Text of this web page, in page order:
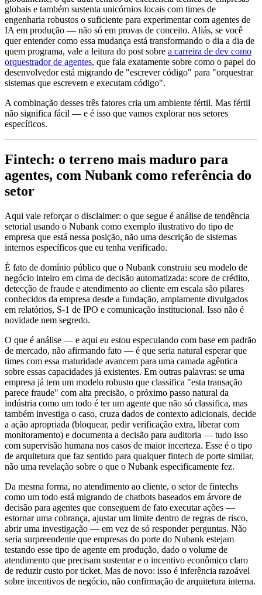
globais e também sustenta unicórnios locais com times de
engenharia robustos o suficiente para experimentar com agentes de
IA em produção — não só em provas de conceito. Aliás, se você
quer entender como essa mudança está transformando o dia a dia de
quem programa, vale a leitura do post sobre a carreira de dev como
orquestrador de agentes, que fala exatamente sobre como o papel do
desenvolvedor está migrando de "escrever código" para "orquestrar
sistemas que escrevem e executam código".
A combinação desses três fatores cria um ambiente fértil. Mas fértil
não significa fácil — e é isso que vamos explorar nos setores
específicos.
Fintech: o terreno mais maduro para
agentes, com Nubank como referência do
setor
Aqui vale reforçar o disclaimer: o que segue é análise de tendência
setorial usando o Nubank como exemplo ilustrativo do tipo de
empresa que está nessa posição, não uma descrição de sistemas
internos específicos que eu tenha verificado.
É fato de domínio público que o Nubank construiu seu modelo de
negócio inteiro em cima de decisão automatizada: score de crédito,
detecção de fraude e atendimento ao cliente em escala são pilares
conhecidos da empresa desde a fundação, amplamente divulgados
em relatórios, S-1 de IPO e comunicação institucional. Isso não é
novidade nem segredo.
O que é análise — e aqui eu estou especulando com base em padrão
de mercado, não afirmando fato — é que seria natural esperar que
times com essa maturidade avancem para uma camada agêntica
sobre essas capacidades já existentes. Em outras palavras: se uma
empresa já tem um modelo robusto que classifica "esta transação
parece fraude" com alta precisão, o próximo passo natural da
indústria como um todo é ter um agente que não só classifica, mas
também investiga o caso, cruza dados de contexto adicionais, decide
a ação apropriada (bloquear, pedir verificação extra, liberar com
monitoramento) e documenta a decisão para auditoria — tudo isso
com supervisão humana nos casos de maior incerteza. Esse é o tipo
de arquitetura que faz sentido para qualquer fintech de porte similar,
não uma revelação sobre o que o Nubank especificamente fez.
Da mesma forma, no atendimento ao cliente, o setor de fintechs
como um todo está migrando de chatbots baseados em árvore de
decisão para agentes que conseguem de fato executar ações —
estornar uma cobrança, ajustar um limite dentro de regras de risco,
abrir uma investigação — em vez de só responder perguntas. Não
seria surpreendente que empresas do porte do Nubank estejam
testando esse tipo de agente em produção, dado o volume de
atendimento que precisam sustentar e o incentivo econômico claro
de reduzir custo por ticket. Mas de novo: isso é inferência razoável
sobre incentivos de negócio, não confirmação de arquitetura interna.